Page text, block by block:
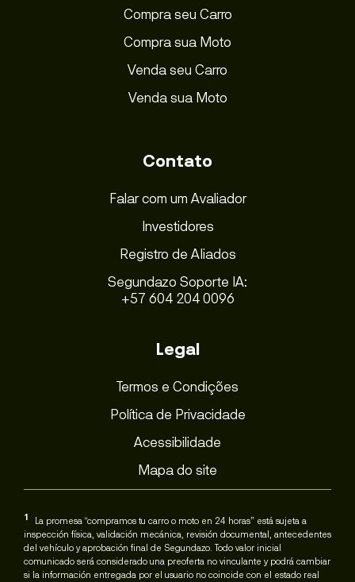
Compra seu Carro
Compra sua Moto
Venda seu Carro
Venda sua Moto
Contato
Falar com um Avaliador
Investidores
Registro de Aliados
Segundazo Soporte IA:
+57 604 204 0096
Legal
Termos e Condições
Política de Privacidade
Acessibilidade
Mapa do site
1
La promesa “compramos tu carro o moto en 24 horas” está sujeta a
inspección física, validación mecánica, revisión documental, antecedentes
del vehículo y aprobación final de Segundazo. Todo valor inicial
comunicado será considerado una preoferta no vinculante y podrá cambiar
si la información entregada por el usuario no coincide con el estado real